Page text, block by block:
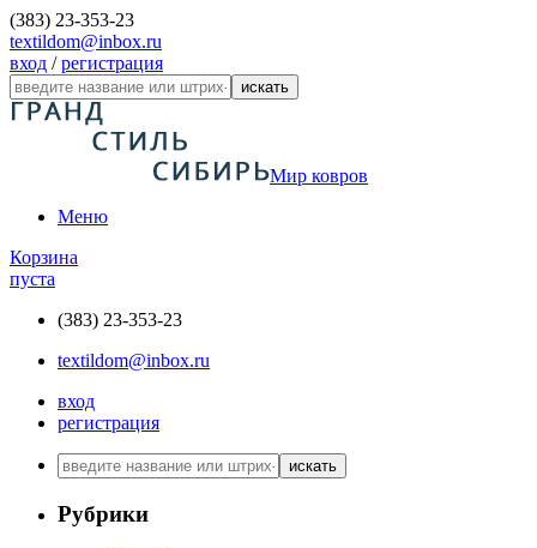
(383) 23-353-23
textildom@inbox.ru
вход /регистрация
искать
Мир ковров
Меню
Корзина
пуста
(383) 23-353-23
textildom@inbox.ru
вход
регистрация
искать
Рубрики